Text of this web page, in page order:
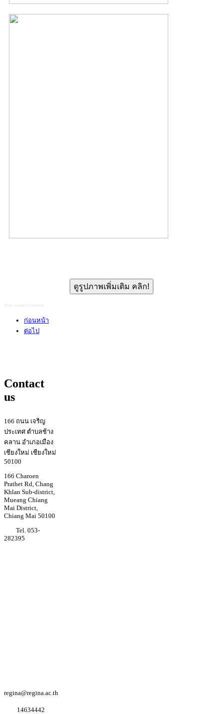
ดูรูปภาพเพิ่มเติม คลิก!
More Joomla Extensions
ก่อนหน้า
ต่อไป
Contact
us
166 ถนน เจริญ
ประเทศ ตำบลช้าง
คลาน อำเภอเมือง
เชียงใหม่ เชียงใหม่
50100
166 Charoen
Prathet Rd, Chang
Khlan Sub-district,
Mueang Chiang
Mai District,
Chiang Mai 50100
Tel. 053-
282395
regina@regina.ac.th
1 4634442